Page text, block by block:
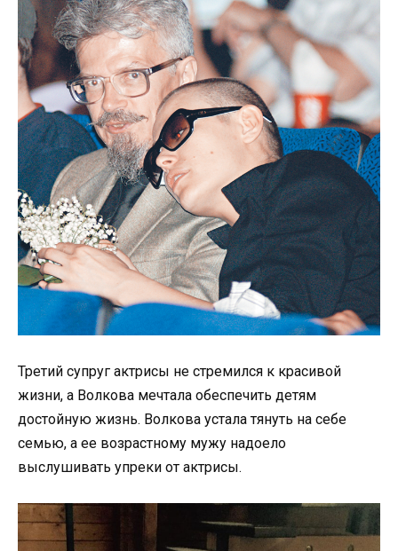
Третий супруг актрисы не стремился к красивой
жизни, а Волкова мечтала обеспечить детям
достойную жизнь. Волкова устала тянуть на себе
семью, а ее возрастному мужу надоело
выслушивать упреки от актрисы.